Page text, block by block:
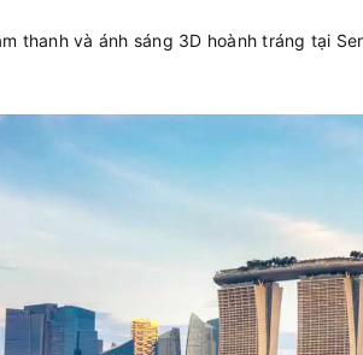
thanh và ánh sáng 3D hoành tráng tại